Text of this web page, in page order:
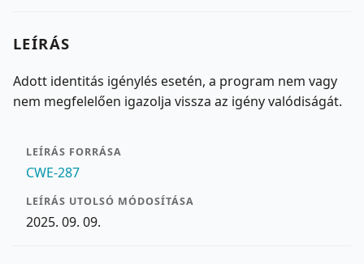
LEÍRÁS
Adott identitás igénylés esetén, a program nem vagy
nem megfelelően igazolja vissza az igény valódiságát.
LEÍRÁS FORRÁSA
CWE-287
LEÍRÁS UTOLSÓ MÓDOSÍTÁSA
2025. 09. 09.